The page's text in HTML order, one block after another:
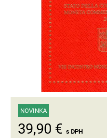
NOVINKA
39,90 € s DPH